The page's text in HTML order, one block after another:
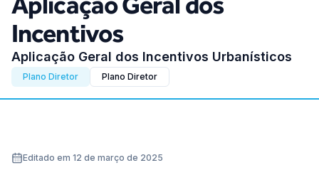
Incentivos
Aplicação Geral dos Incentivos Urbanísticos
Plano Diretor Plano Diretor
Editado em 12 de março de 2025